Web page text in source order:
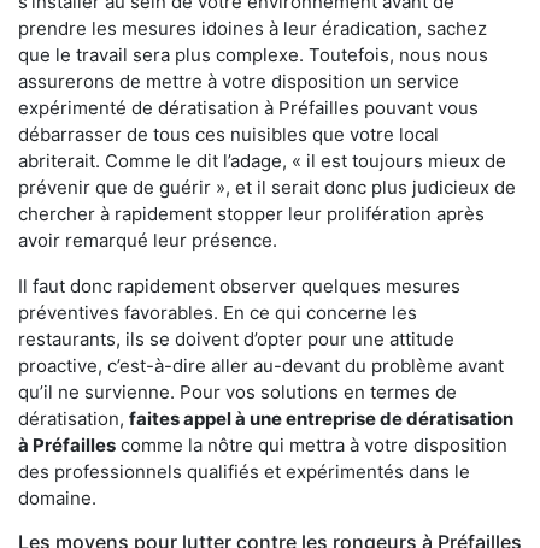
prendre les mesures idoines à leur éradication, sachez
que le travail sera plus complexe. Toutefois, nous nous
assurerons de mettre à votre disposition un service
expérimenté de dératisation à Préfailles pouvant vous
débarrasser de tous ces nuisibles que votre local
abriterait. Comme le dit l’adage, « il est toujours mieux de
prévenir que de guérir », et il serait donc plus judicieux de
chercher à rapidement stopper leur prolifération après
avoir remarqué leur présence.
Il faut donc rapidement observer quelques mesures
préventives favorables. En ce qui concerne les
restaurants, ils se doivent d’opter pour une attitude
proactive, c’est-à-dire aller au-devant du problème avant
qu’il ne survienne. Pour vos solutions en termes de
dératisation, faites appel à une entreprise de dératisation
à Préfailles comme la nôtre qui mettra à votre disposition
des professionnels qualifiés et expérimentés dans le
domaine.
Les moyens pour lutter contre les rongeurs à Préfailles